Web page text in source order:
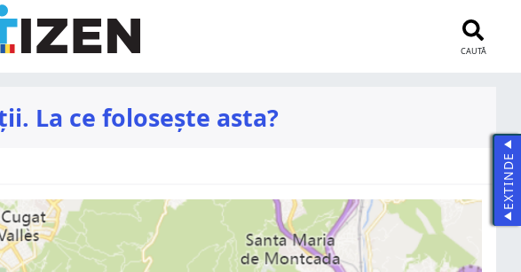
CAUTĂ
La ce folosește asta?
EXTINDE